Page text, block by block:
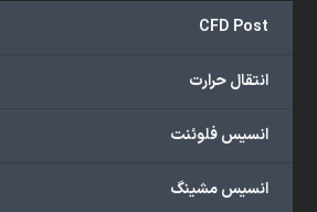
CFD Post
انتقال حرارت
انسیس فلوئنت
انسیس مشینگ
...
می‌دهد.
می‌توانید
خدمات